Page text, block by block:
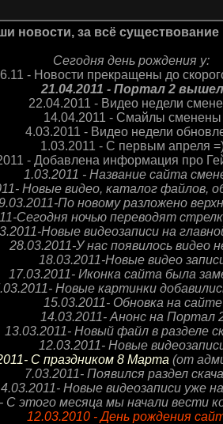
новости, за всё существование
Сегодня день рождения у:
- Новости прекращены до
21.04.2011 - Портал 2 вышел
22.04.2011 - Видео недели
14.04.2011 - Смайлы сменены
4.03.2011 - Видео недели
1.03.2011 - С первым апреля
- Добавлена информация про
1.03.2011 - Название сайта
Новые видео, каталог файлов,
По новому разложено
Сегодня ночью переводят
Новые видеозаписи на
28.03.2011-У нас появилось видео
18.03.2011-Новые видео
17.03.2011- Иконка сайта была
Новые картинки
15.03.2011- Обновка на сайте
14.03.2011- Анонс на Портал
13.03.2011- Новый файл в разделе
12.03.2011- Новые
С праздником 8 Марта (от
7.03.2011- Появился раздел
4.03.2011- Новые видеозаписи уже
С этого месяца мы начали вести
12.03.2010 - День рождения